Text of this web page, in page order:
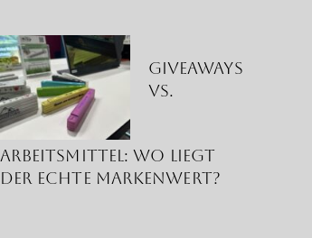
Giveaways
vs.
Arbeitsmittel: Wo liegt
der echte Markenwert?